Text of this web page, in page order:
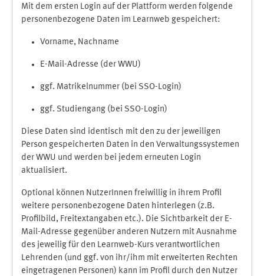
Mit dem ersten Login auf der Plattform werden folgende
personenbezogene Daten im Learnweb gespeichert:
Vorname, Nachname
E-Mail-Adresse (der WWU)
ggf. Matrikelnummer (bei SSO-Login)
ggf. Studiengang (bei SSO-Login)
Diese Daten sind identisch mit den zu der jeweiligen
Person gespeicherten Daten in den Verwaltungssystemen
der WWU und werden bei jedem erneuten Login
aktualisiert.
Optional können NutzerInnen freiwillig in ihrem Profil
weitere personenbezogene Daten hinterlegen (z.B.
Profilbild, Freitextangaben etc.). Die Sichtbarkeit der E-
Mail-Adresse gegenüber anderen Nutzern mit Ausnahme
des jeweilig für den Learnweb-Kurs verantwortlichen
Lehrenden (und ggf. von ihr/ihm mit erweiterten Rechten
eingetragenen Personen) kann im Profil durch den Nutzer